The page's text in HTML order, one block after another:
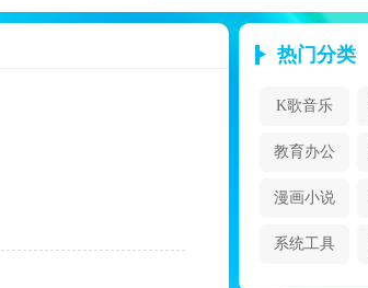
热门分类
K歌音乐
教育办公
漫画小说
系统工具